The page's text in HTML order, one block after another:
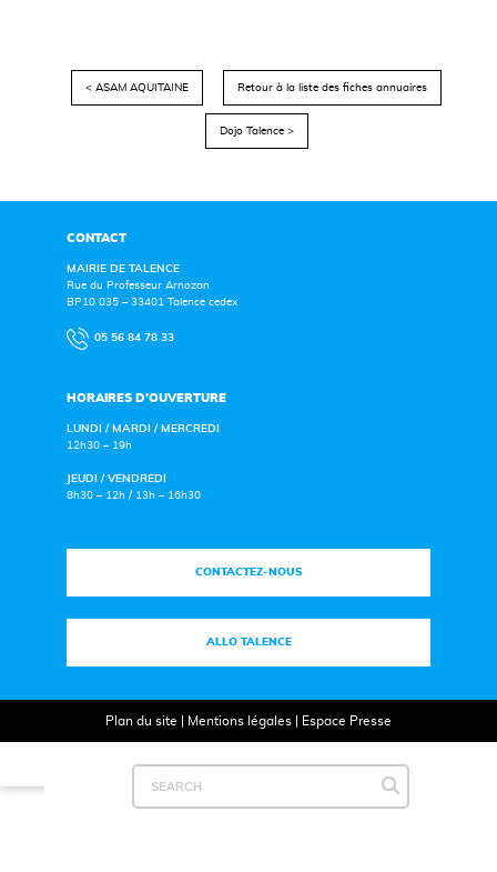
< ASAM AQUITAINE Retour à la liste des fiches annuaires
Dojo Talence >
CONTACT
MAIRIE DE TALENCE
Rue du Professeur Arnozan
BP10 035 – 33401 Talence cedex
05 56 84 78 33
HORAIRES D’OUVERTURE
LUNDI / MARDI / MERCREDI
12h30 – 19h
JEUDI / VENDREDI
8h30 – 12h / 13h – 16h30
CONTACTEZ-NOUS
ALLO TALENCE
Plan du site Mentions légales| Espace Presse